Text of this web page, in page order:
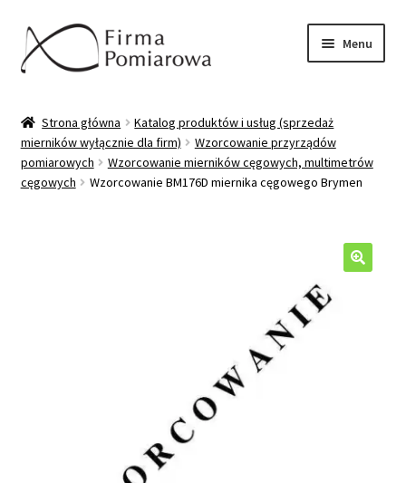
Przejdź
do
nawigacji
Przejdź
do
treści
Menu
Katalog produktów/usług
Wzorcowanie mierników
Strona główna
Katalog produktów i usług (sprzedaż
mierników wyłącznie dla firm)
Wzorcowanie przyrządów
pomiarowych
Wzorcowanie mierników cęgowych, multimetrów
cęgowych
Wzorcowanie BM176D miernika cęgowego Brymen